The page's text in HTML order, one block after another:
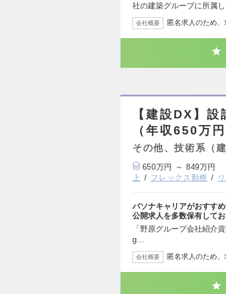
社の建築グループに所属
会社概要 匿名求人のため、
【建設DX】
（年収650万
その他、技術系（
650万円 ～ 849万円
上
フレックス勤務
パソナキャリアがおすす
公開求人を多数保有して
「野原グループ会社紹介
g…
会社概要 匿名求人のため